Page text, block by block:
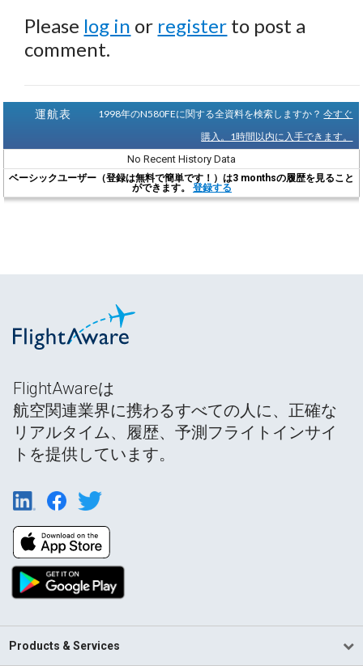
Please log in or register to post a
comment.
運航表 1998年のN580FEに関する全資料を検索しますか？今すぐ
購入。1時間以内に入手できます。
No Recent History Data
ベーシックユーザー（登録は無料で簡単です！）は3 monthsの履歴を見ること
ができます。 登録する
FlightAwareは
航空関連業界に携わるすべての人に、正確な
リアルタイム、履歴、予測フライトインサイ
トを提供しています。
Products & Services